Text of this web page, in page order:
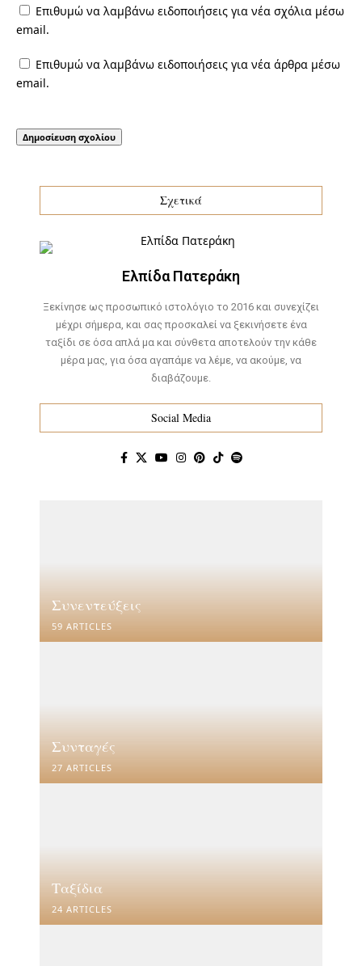
Επιθυμώ να λαμβάνω ειδοποιήσεις για νέα σχόλια μέσω
email.
Επιθυμώ να λαμβάνω ειδοποιήσεις για νέα άρθρα μέσω
email.
Σχετικά
Ελπίδα Πατεράκη
Ξεκίνησε ως προσωπικό ιστολόγιο το 2016 και συνεχίζει
μέχρι σήμερα, και σας προσκαλεί να ξεκινήσετε ένα
ταξίδι σε όσα απλά μα και σύνθετα αποτελούν την κάθε
μέρα μας, για όσα αγαπάμε να λέμε, να ακούμε, να
διαβάζουμε.
Social Media
Συνεντεύξεις
59 ARTICLES
Συνταγές
27 ARTICLES
Ταξίδια
24 ARTICLES